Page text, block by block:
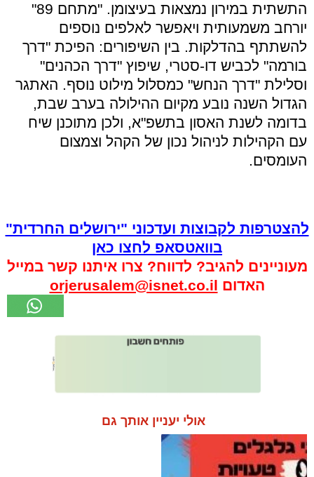
התשתית במירון נמצאות בעיצומן. "מתחם 89"
יורחב משמעותית ויאפשר לאלפים נוספים
להשתתף בהדלקות. בין השיפורים: הפיכת "דרך
בורמה" לכביש דו-סטרי, שיפוץ "דרך הכהנים"
וסלילת "דרך הנחש" כמסלול מילוט נוסף. האתגר
הגדול השנה נובע מקיום ההילולה בערב שבת,
בדומה לשנת האסון בתשפ"א, ולכן מתוכנן שיח
עם הקהילות לניהול נכון של הקהל וצמצום
העומסים.
להצטרפות לקבוצות ועדכוני "ירושלים החרדית"
בוואטסאפ לחצו כאן
מעוניינים להגיב? לדווח? צרו איתנו קשר במייל
האדום orjerusalem@isnet.co.il
אולי יעניין אותך גם